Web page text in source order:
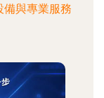
備與專業服務